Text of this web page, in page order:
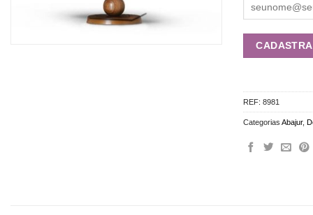
REF:8981
CategoriasAbajur,